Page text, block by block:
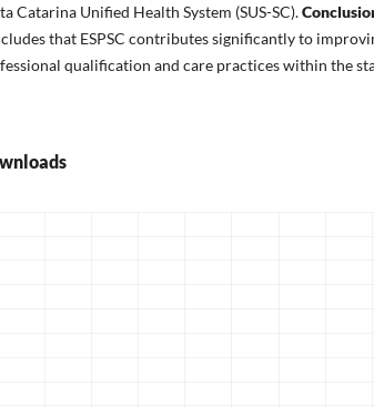
Catarina Unified Health System (SUS-SC).
that ESPSC contributes significantly to
qualification and care practices within the